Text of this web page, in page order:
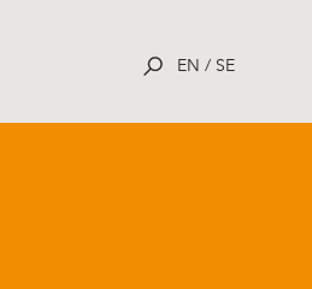
EN / SE